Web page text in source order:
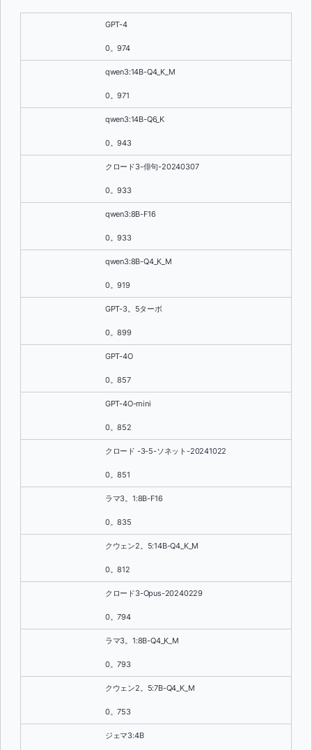
GPT-4
0。974
qwen3:14B-Q4_K_M
0。971
qwen3:14B-Q6_K
0。943
クロード3-俳句-20240307
0。933
qwen3:8B-F16
0。933
qwen3:8B-Q4_K_M
0。919
GPT-3。5ターボ
0。899
GPT-4O
0。857
GPT-4O-mini
0。852
クロード -3-5-ソネット-20241022
0。851
ラマ3。1:8B-F16
0。835
クウェン2。5:14B-Q4_K_M
0。812
クロード3-Opus-20240229
0。794
ラマ3。1:8B-Q4_K_M
0。793
クウェン2。5:7B-Q4_K_M
0。753
ジェマ3:4B